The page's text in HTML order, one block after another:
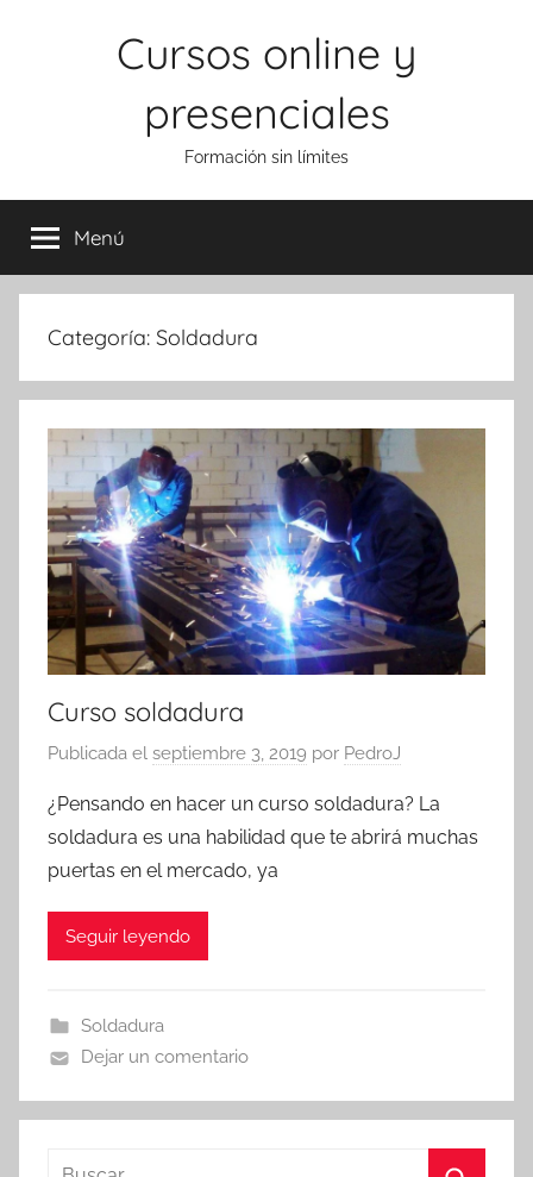
Cursos online y
presenciales
Formación sin límites
Menú
Categoría: Soldadura
Curso soldadura
Publicada el septiembre 3, 2019 por PedroJ
¿Pensando en hacer un curso soldadura? La
soldadura es una habilidad que te abrirá muchas
puertas en el mercado, ya
Seguir leyendo
Soldadura
Dejar un comentario
Buscar: